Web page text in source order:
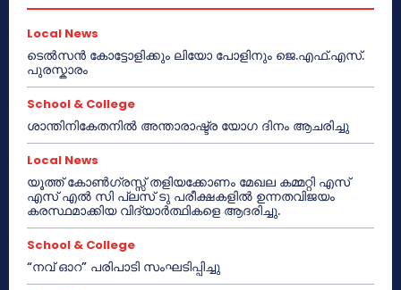
Local News
ടെൽസൻ കോട്ടോളിക്കും ലിയോ പോളിനും ജെ.എഫ്.എസ്.
പുരസ്കാരം
School & College
ശാന്തിനികേതനിൽ അന്താരാഷ്ട്ര യോഗ ദിനം ആചരിച്ചു
Local News
യൂത്ത് കോൺഗ്രസ്സ് തളിയക്കോണം മേഖല കമ്മറ്റി എസ്
എസ് എൽ സി പ്ലസ് ടു പരീക്ഷകളിൽ ഉന്നതവിജയം
കരസ്ഥമാക്കിയ വിദ്യാർത്ഥികളെ ആദരിച്ചു.
School & College
“നവ് ഓറ” പരിപാടി സംഘടിപ്പിച്ചു